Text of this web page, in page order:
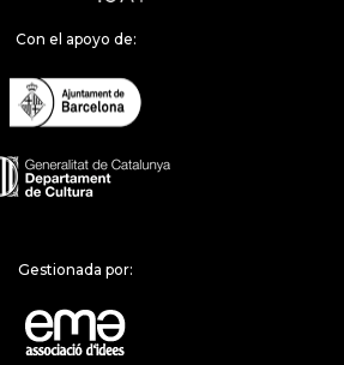
Con el apoyo de:
Gestionada por: